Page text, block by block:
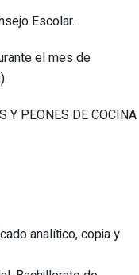
Escolar.
el mes de
Y PEONES DE COCINA
analítico, copia y